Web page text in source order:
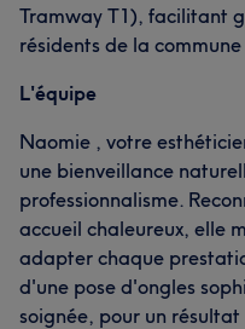
Tramway T1), facilitant
résidents de la
L'équipe
Naomie , votre
une bienveillance
professionnalisme.
accueil chaleureux, elle
adapter chaque
d'une pose d'ongles
soignée, pour un